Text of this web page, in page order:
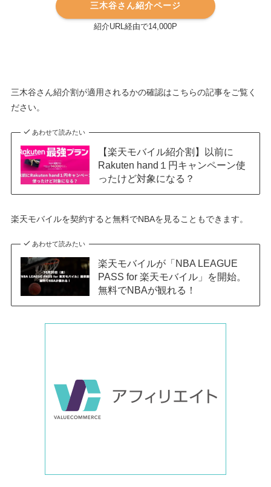
三木谷さん紹介ページ
紹介URL経由で14,000P
三木谷さん紹介割が適用されるかの確認はこちらの記事をご覧く
ださい。
あわせて読みたい
【楽天モバイル紹介割】以前に
Rakuten hand１円キャンペーン使
ったけど対象になる？
楽天モバイルを契約すると無料でNBAを見ることもできます。
あわせて読みたい
楽天モバイルが「NBA LEAGUE
PASS for 楽天モバイル」を開始。
無料でNBAが観れる！